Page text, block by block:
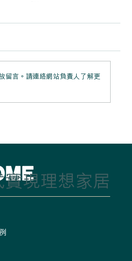
留言。請連絡網站負責人了解更
實現理想家居